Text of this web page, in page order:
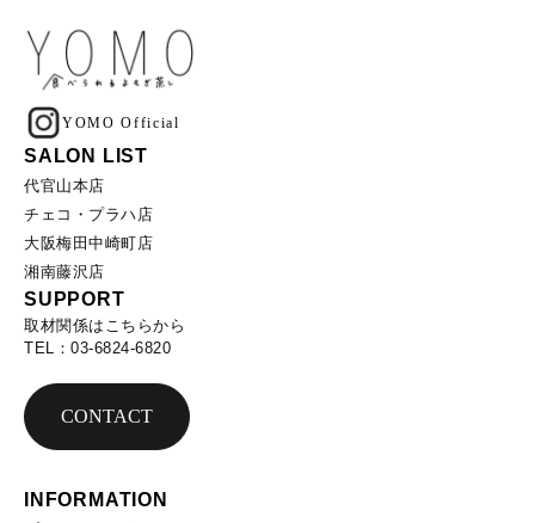
YOMO Official
SALON LIST
代官山本店
チェコ・プラハ店
大阪梅田中崎町店
湘南藤沢店
SUPPORT
取材関係はこちらから
TEL：03-6824-6820
CONTACT
INFORMATION